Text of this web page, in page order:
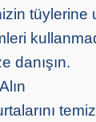
tüylerine
danışın.